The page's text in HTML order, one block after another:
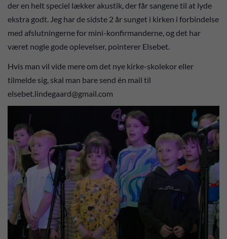
der en helt speciel lækker akustik, der får sangene til at lyde
ekstra godt. Jeg har de sidste 2 år sunget i kirken i forbindelse
med afslutningerne for mini-konfirmanderne, og det har
været nogle gode oplevelser, pointerer Elsebet.
Hvis man vil vide mere om det nye kirke-skolekor eller
tilmelde sig, skal man bare send én mail til
elsebet.lindegaard@gmail.com